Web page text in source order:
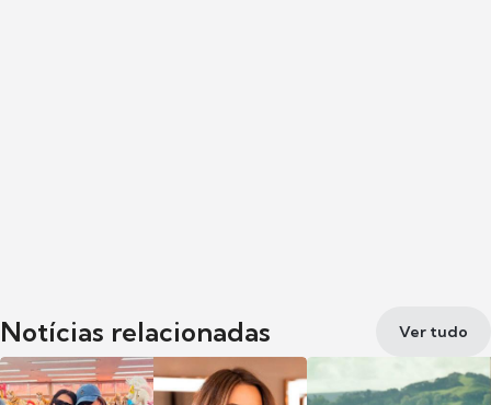
Notícias relacionadas Ver tudo